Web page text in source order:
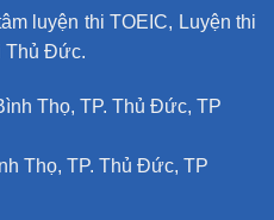
luyện thi TOEIC, Luyện thi
Thủ Đức.
Thọ, TP. Thủ Đức, TP
Thọ, TP. Thủ Đức, TP